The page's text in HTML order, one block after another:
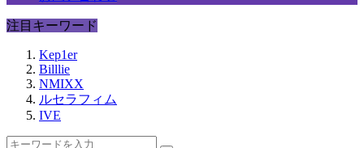
注目キーワード
Kep1er
Billlie
NMIXX
ルセラフィム
IVE